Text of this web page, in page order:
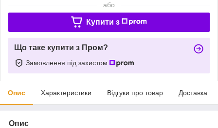
або
Купити з
Що таке купити з Пром?
Замовлення під захистом
Опис Характеристики Відгуки про товар Доставка
Опис